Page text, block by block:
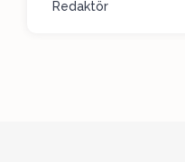
Redaktör